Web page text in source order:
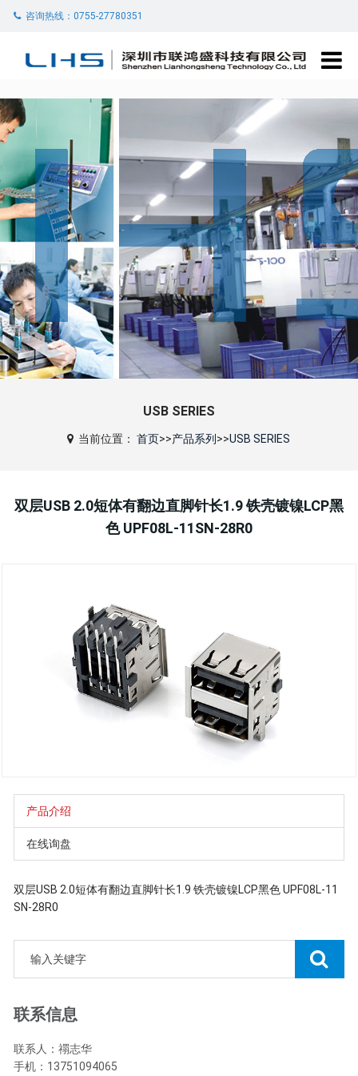
咨询热线：0755-27780351
USB SERIES
当前位置：首页>>产品系列 >>USB SERIES
双层USB 2.0短体有翻边直脚针长1.9 铁壳镀镍LCP黑
色 UPF08L-11SN-28R0
产品介绍
在线询盘
双层USB 2.0短体有翻边直脚针长1.9 铁壳镀镍LCP黑色 UPF08L-11
SN-28R0
联系信息
联系人：禤志华
手机：13751094065